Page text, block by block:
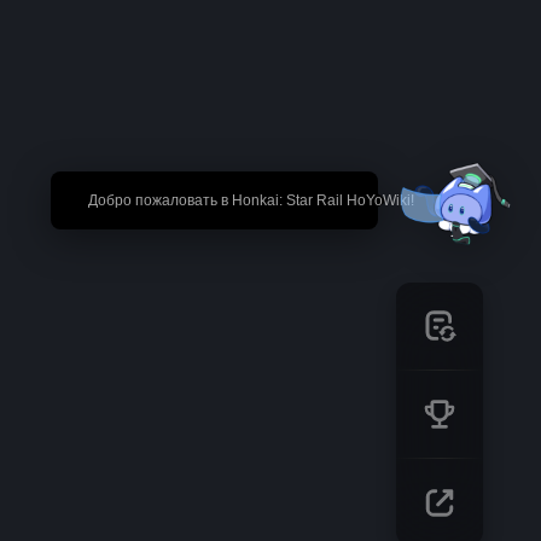
🎉 Добро пожаловать в Honkai: Star Rail HoYoWiki!